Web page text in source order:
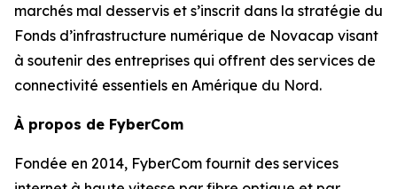
marchés mal desservis et s’inscrit dans la stratégie du
Fonds d’infrastructure numérique de Novacap visant
à soutenir des entreprises qui offrent des services de
connectivité essentiels en Amérique du Nord.
À propos de FyberCom
Fondée en 2014, FyberCom fournit des services